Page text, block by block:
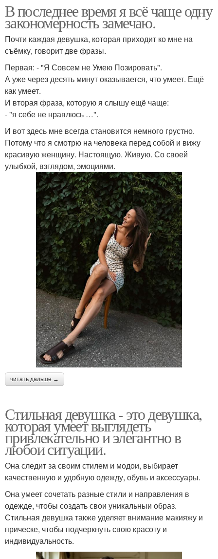
В последнее время я всё чаще одну
закономерность замечаю.
Почти каждая девушка, которая приходит ко мне на
съёмку, говорит две фразы.
Первая: - "Я Совсем не Умею Позировать".
А уже через десять минут оказывается, что умеет. Ещё
как умеет.
И вторая фраза, которую я слышу ещё чаще:
- "я себе не нравлюсь …".
И вот здесь мне всегда становится немного грустно.
Потому что я смотрю на человека перед собой и вижу
красивую женщину. Настоящую. Живую. Со своей
улыбкой, взглядом, эмоциями.
читать дальше →
Стильная девушка - это девушка,
которая умеет выглядеть
привлекательно и элегантно в
любои ситуации.
Она следит за своим стилем и модои, выбирает
качественную и удобную одежду, обувь и аксессуары.
Она умеет сочетать разные стили и направления в
одежде, чтобы создать свои уникальныи образ.
Стильная девушка также уделяет внимание макияжу и
прическе, чтобы подчеркнуть свою красоту и
индивидуальность.